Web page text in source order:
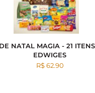
NATAL MAGIA - 21
EDWIGES
R$ 62.90